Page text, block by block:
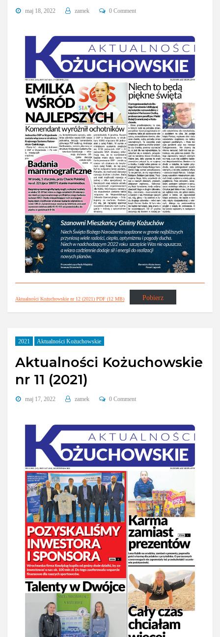
maj 18, 2022 zamek 0 Comment
Aktualności Kożuchowskie nr 12 (2021) PDF (12 MB) Pobierz
2021 Aktualności Kożuchowskie
Aktualności Kożuchowskie
nr 11 (2021)
maj 17, 2022 zamek 0 Comment